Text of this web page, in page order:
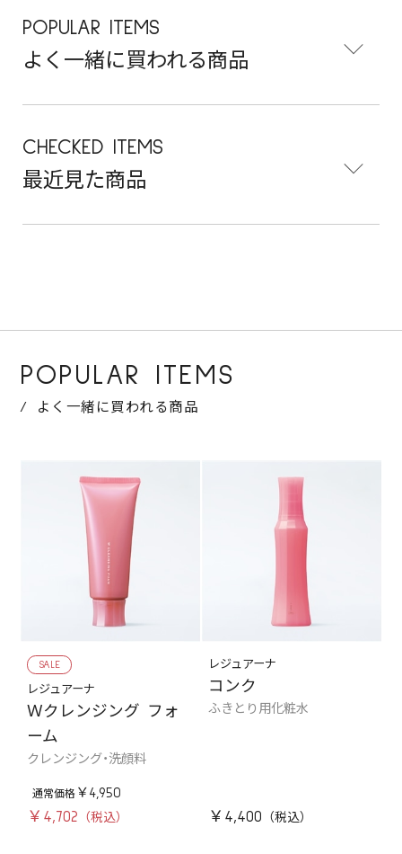
POPULAR ITEMS
よく一緒に買われる商品
CHECKED ITEMS
最近見た商品
POPULAR ITEMS
よく一緒に買われる商品
SALE
レジュアーナ
Ｗクレンジング フォ
ーム
クレンジング・洗顔料
￥4,950
￥4,702
レジュアーナ
コンク
ふきとり用化粧水
￥4,400